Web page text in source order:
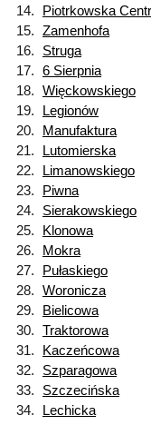
14.
Piotrkowska
15. Zamenhofa
16. Struga
17. 6 Sierpnia
18. Więckowskiego
19. Legionów
20. Manufaktura
21. Lutomierska
22. Limanowskiego
23. Piwna
24. Sierakowskiego
25. Klonowa
26. Mokra
27. Pułaskiego
28. Woronicza
29. Bielicowa
30. Traktorowa
31. Kaczeńcowa
32. Szparagowa
33. Szczecińska
34. Lechicka